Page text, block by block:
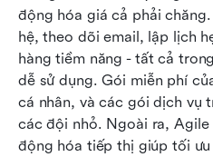
động hóa giá cả phải
hệ, theo dõi email, lập lịch
hàng tiềm năng - tất cả
dễ sử dụng. Gói miễn phí
cá nhân, và các gói dịch vụ
các đội nhỏ. Ngoài ra,
động hóa tiếp thị giúp tối